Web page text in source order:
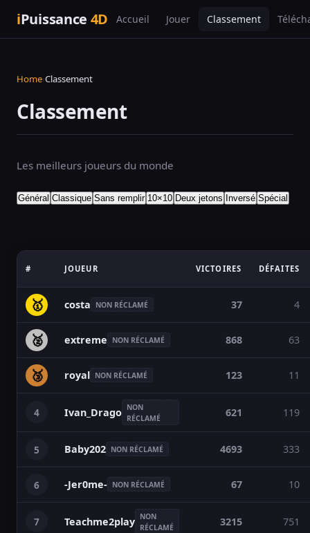
iPuissance 4D Accueil Jouer Classement
Home›Classement
Classement
Les meilleurs joueurs du monde
Général Classique Sans remplir 10×10 Deux jetons Inversé Spécial
# JOUEUR VICTOIRES DÉFAITES
🥇 costa NON RÉCLAMÉ 37 4
🥈 extreme NON RÉCLAMÉ 868 63
🥉 royal NON RÉCLAMÉ 123 11
4 Ivan_Drago NON
RÉCLAMÉ
621 119
5 Baby202 NON RÉCLAMÉ 4693 333
6 -Jer0me- NON RÉCLAMÉ 67 10
7 Teachme2play NON
RÉCLAMÉ
3215 751